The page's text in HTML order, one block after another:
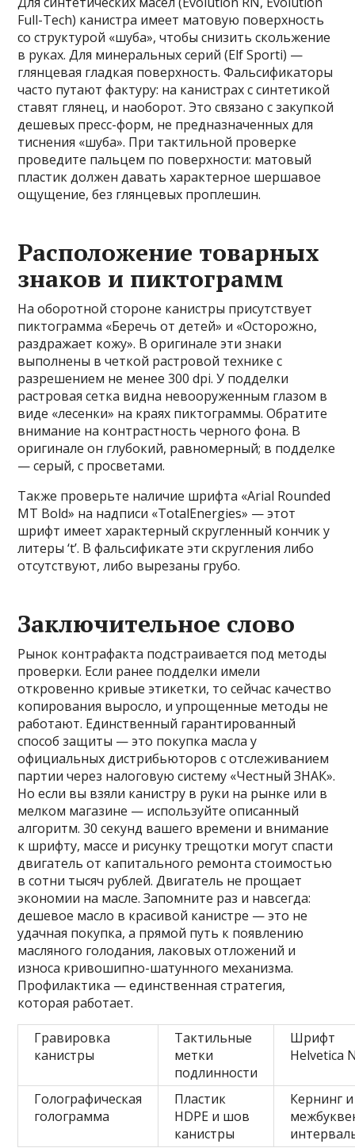
Full-Tech) канистра имеет матовую поверхность
со структурой «шуба», чтобы снизить скольжение
в руках. Для минеральных серий (Elf Sporti) —
глянцевая гладкая поверхность. Фальсификаторы
часто путают фактуру: на канистрах с синтетикой
ставят глянец, и наоборот. Это связано с закупкой
дешевых пресс-форм, не предназначенных для
тиснения «шуба». При тактильной проверке
проведите пальцем по поверхности: матовый
пластик должен давать характерное шершавое
ощущение, без глянцевых проплешин.
Расположение товарных
знаков и пиктограмм
На оборотной стороне канистры присутствует
пиктограмма «Беречь от детей» и «Осторожно,
раздражает кожу». В оригинале эти знаки
выполнены в четкой растровой технике с
разрешением не менее 300 dpi. У подделки
растровая сетка видна невооруженным глазом в
виде «лесенки» на краях пиктограммы. Обратите
внимание на контрастность черного фона. В
оригинале он глубокий, равномерный; в подделке
— серый, с просветами.
Также проверьте наличие шрифта «Arial Rounded
MT Bold» на надписи «TotalEnergies» — этот
шрифт имеет характерный скругленный кончик у
литеры ‘t’. В фальсификате эти скругления либо
отсутствуют, либо вырезаны грубо.
Заключительное слово
Рынок контрафакта подстраивается под методы
проверки. Если ранее подделки имели
откровенно кривые этикетки, то сейчас качество
копирования выросло, и упрощенные методы не
работают. Единственный гарантированный
способ защиты — это покупка масла у
официальных дистрибьюторов с отслеживанием
партии через налоговую систему «Честный ЗНАК».
Но если вы взяли канистру в руки на рынке или в
мелком магазине — используйте описанный
алгоритм. 30 секунд вашего времени и внимание
к шрифту, массе и рисунку трещотки могут спасти
двигатель от капитального ремонта стоимостью
в сотни тысяч рублей. Двигатель не прощает
экономии на масле. Запомните раз и навсегда:
дешевое масло в красивой канистре — это не
удачная покупка, а прямой путь к появлению
масляного голодания, лаковых отложений и
износа кривошипно-шатунного механизма.
Профилактика — единственная стратегия,
которая работает.
Гравировка
канистры
Тактильные
метки
подлинности
Шрифт
Helvetica
Голографическая
голограмма
Пластик
HDPE и шов
канистры
Кернинг и